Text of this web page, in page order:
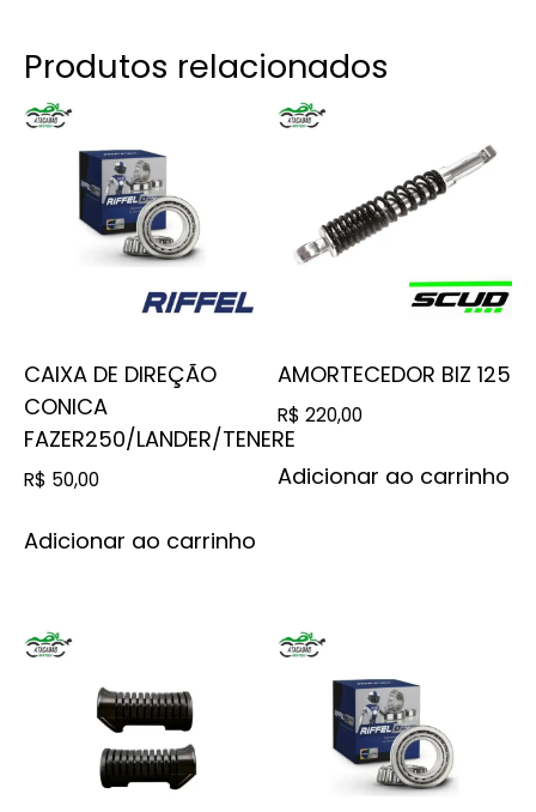
Produtos relacionados
CAIXA DE DIREÇÃO
CONICA
FAZER250/LANDER/TENERE
R$ 50,00
Adicionar ao carrinho
AMORTECEDOR BIZ 125
R$ 220,00
Adicionar ao carrinho